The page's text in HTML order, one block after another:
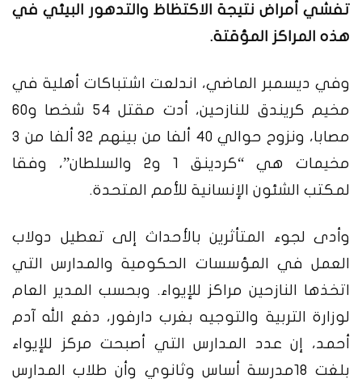
تفشي أمراض نتيجة الاكتظاظ والتدهور البيئي في
هذه المراكز المؤقتة.
وفي ديسمبر الماضي، اندلعت اشتباكات أهلية في
مخيم كريندق للنازحين، أدت مقتل 54 شخصا و60
مصابا، ونزوح حوالي 40 ألفا من بينهم 32 ألفا من 3
مخيمات هي “كردينق 1 و2 والسلطان”، وفقا
لمكتب الشئون الإنسانية للأمم المتحدة.
وأدى لجوء المتأثرين بالأحداث إلى تعطيل دولاب
العمل في المؤسسات الحكومية والمدارس التي
اتخذها النازحين مراكز للإيواء. وبحسب المدير العام
لوزارة التربية والتوجيه بغرب دارفور، دفع الله آدم
أحمد، إن عدد المدارس التي أصبحت مركز للإيواء
بلغت 18مدرسة أساس وثانوي وأن طلاب المدارس